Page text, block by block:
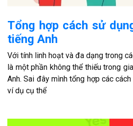
Tổng hợp cách sử
tiếng Anh
Với tính linh hoạt và đa dạng trong
là một phần không thể thiếu trong
Anh. Sai đây mình tổng hợp các
ví dụ cụ thể